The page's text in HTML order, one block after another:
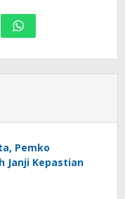
Pemko
Janji Kepastian